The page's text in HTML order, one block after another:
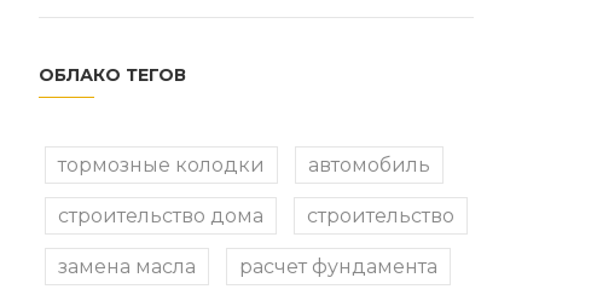
ОБЛАКО ТЕГОВ
тормозные колодки автомобиль
строительство дома строительство
замена масла расчет фундамента